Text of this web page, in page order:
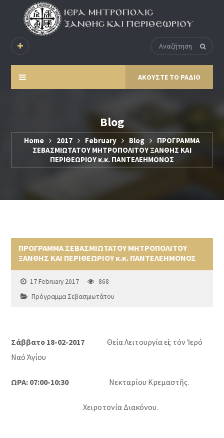
ΑΚΟΥΣΤΕ ΤΟ ΡΑΔΙΟ
Blog
Home 2017 February Blog
ΠΡΟΓΡΑΜΜΑ
ΣΕΒΑΣΜΙΩΤΑΤΟΥ ΜΗΤΡΟΠΟΛΙΤΟΥ ΞΑΝΘΗΣ ΚΑΙ
ΠΕΡΙΘΕΩΡΙΟΥ κ.κ. ΠΑΝΤΕΛΕΗΜΟΝΟΣ
ΠΡΟΓΡΑΜΜΑ ΣΕΒΑΣΜΙΩΤΑΤΟΥ ΜΗΤΡΟΠΟΛΙΤΟΥ
ΞΑΝΘΗΣ ΚΑΙ ΠΕΡΙΘΕΩΡΙΟΥ κ.κ. ΠΑΝΤΕΛΕΗΜΟΝΟΣ
17 February 2017
868
Πρόγραμμα Σεβασμιωτάτου
Σάββατο 18-02-2017Θεία Λειτουργία εἰς τόν Ἱερό
Ναό Ἁγίου
ΩΡΑ: 07:00-10:30 Νεκταρίου Κρεμαστῆς.
Χειροτονία Διακόνου.